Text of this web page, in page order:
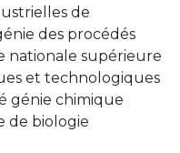
de
des procédés
nationale supérieure
et technologiques
génie chimique
de biologie